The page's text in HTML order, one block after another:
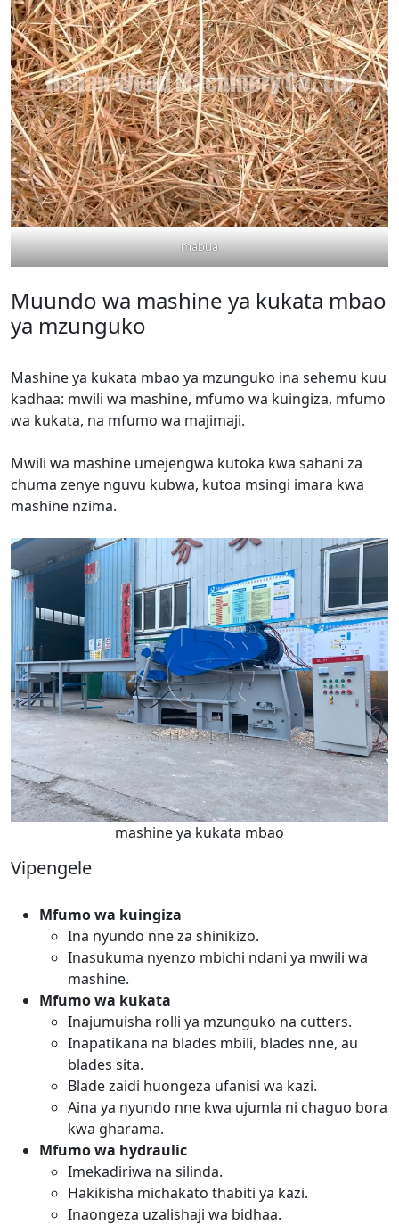
mabua
Muundo wa mashine ya kukata mbao
ya mzunguko
Mashine ya kukata mbao ya mzunguko ina sehemu kuu
kadhaa: mwili wa mashine, mfumo wa kuingiza, mfumo
wa kukata, na mfumo wa majimaji.
Mwili wa mashine umejengwa kutoka kwa sahani za
chuma zenye nguvu kubwa, kutoa msingi imara kwa
mashine nzima.
mashine ya kukata mbao
Vipengele
Mfumo wa kuingiza
Ina nyundo nne za shinikizo.
Inasukuma nyenzo mbichi ndani ya mwili wa
mashine.
Mfumo wa kukata
Inajumuisha rolli ya mzunguko na cutters.
Inapatikana na blades mbili, blades nne, au
blades sita.
Blade zaidi huongeza ufanisi wa kazi.
Aina ya nyundo nne kwa ujumla ni chaguo bora
kwa gharama.
Mfumo wa hydraulic
Imekadiriwa na silinda.
Hakikisha michakato thabiti ya kazi.
Inaongeza uzalishaji wa bidhaa.